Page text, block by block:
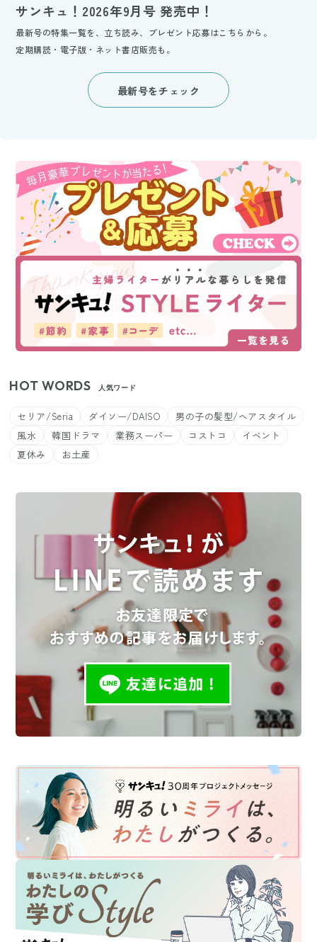
サンキュ！2026年9月号 発売中！
最新号の特集一覧を、立ち読み、プレゼント応募はこちらから。
定期購読・電子版・ネット書店販売も。
最新号をチェック
HOT WORDS 人気ワード
セリア/Seria ダイソー/DAISO
男の子の髪型/ヘアスタイル
風水
韓国ドラマ 業務スーパー コストコ
イベント
夏休み
お土産